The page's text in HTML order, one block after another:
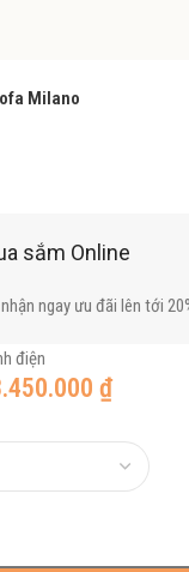
Milano
sắm Online
ngay ưu đãi lên tới
điện
₫